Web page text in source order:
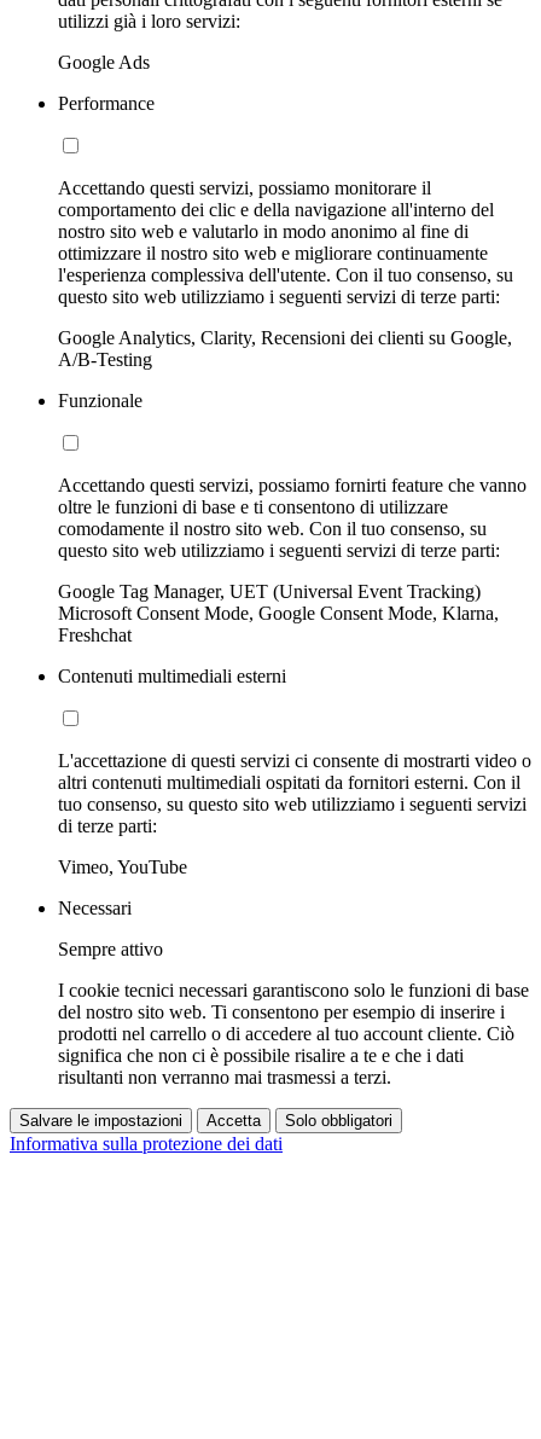
utilizzi già i loro servizi:
Google Ads
Performance
Accettando questi servizi, possiamo monitorare il
comportamento dei clic e della navigazione all'interno del
nostro sito web e valutarlo in modo anonimo al fine di
ottimizzare il nostro sito web e migliorare continuamente
l'esperienza complessiva dell'utente. Con il tuo consenso, su
questo sito web utilizziamo i seguenti servizi di terze parti:
Google Analytics, Clarity, Recensioni dei clienti su Google,
A/B-Testing
Funzionale
Accettando questi servizi, possiamo fornirti feature che vanno
oltre le funzioni di base e ti consentono di utilizzare
comodamente il nostro sito web. Con il tuo consenso, su
questo sito web utilizziamo i seguenti servizi di terze parti:
Google Tag Manager, UET (Universal Event Tracking)
Microsoft Consent Mode, Google Consent Mode, Klarna,
Freshchat
Contenuti multimediali esterni
L'accettazione di questi servizi ci consente di mostrarti video o
altri contenuti multimediali ospitati da fornitori esterni. Con il
tuo consenso, su questo sito web utilizziamo i seguenti servizi
di terze parti:
Vimeo, YouTube
Necessari
Sempre attivo
I cookie tecnici necessari garantiscono solo le funzioni di base
del nostro sito web. Ti consentono per esempio di inserire i
prodotti nel carrello o di accedere al tuo account cliente. Ciò
significa che non ci è possibile risalire a te e che i dati
risultanti non verranno mai trasmessi a terzi.
Salvare le impostazioni Accetta Solo obbligatori
Informativa sulla protezione dei dati